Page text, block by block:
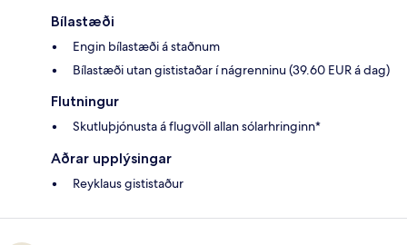
Bílastæði
Engin bílastæði á staðnum
Bílastæði utan gististaðar í nágrenninu (39.60 EUR á dag)
Flutningur
Skutluþjónusta á flugvöll allan sólarhringinn*
Aðrar upplýsingar
Reyklaus gististaður